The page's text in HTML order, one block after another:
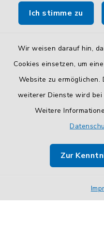
Ich stimme zu
Wir weisen darauf hin,
Cookies einsetzen, um
Website zu ermöglichen.
weiterer Dienste wird
Weitere
Zur
So finden Sie uns.